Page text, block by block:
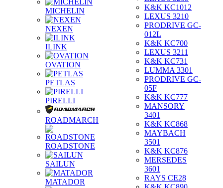
MICHELIN
NEXEN
ILINK
OVATION
PETLAS
PIRELLI
ROADMARCH
ROADSTONE
SAILUN
MATADOR
K&K KC1012
LEXUS 3210
PRODRIVE GC-
012L
K&K KC700
LEXUS 3211
K&K KC731
LUMMA 3301
PRODRIVE GC-
05F
K&K KC777
MANSORY
3401
K&K KC868
MAYBACH
3501
K&K KC876
MERSEDES
3601
RAYS CE28